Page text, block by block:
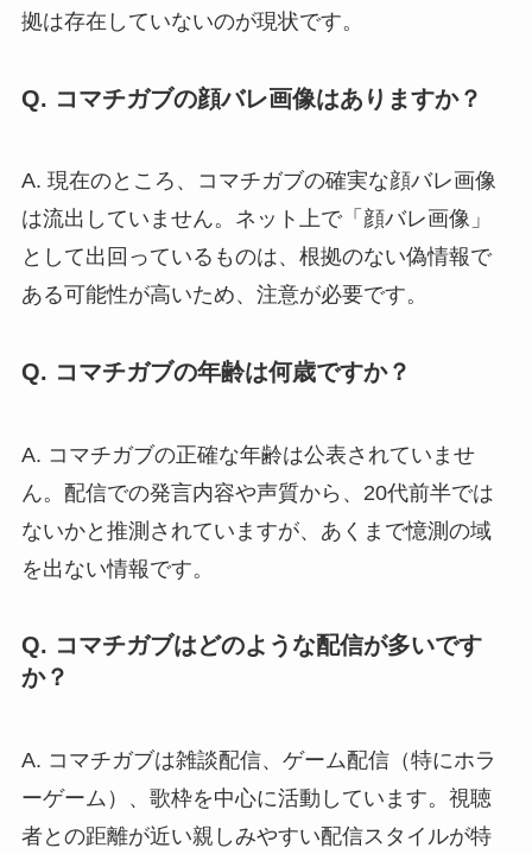
拠は存在していないのが現状です。
Q. コマチガブの顔バレ画像はありますか？
A. 現在のところ、コマチガブの確実な顔バレ画像
は流出していません。ネット上で「顔バレ画像」
として出回っているものは、根拠のない偽情報で
ある可能性が高いため、注意が必要です。
Q. コマチガブの年齢は何歳ですか？
A. コマチガブの正確な年齢は公表されていませ
ん。配信での発言内容や声質から、20代前半では
ないかと推測されていますが、あくまで憶測の域
を出ない情報です。
Q. コマチガブはどのような配信が多いです
か？
A. コマチガブは雑談配信、ゲーム配信（特にホラ
ーゲーム）、歌枠を中心に活動しています。視聴
者との距離が近い親しみやすい配信スタイルが特